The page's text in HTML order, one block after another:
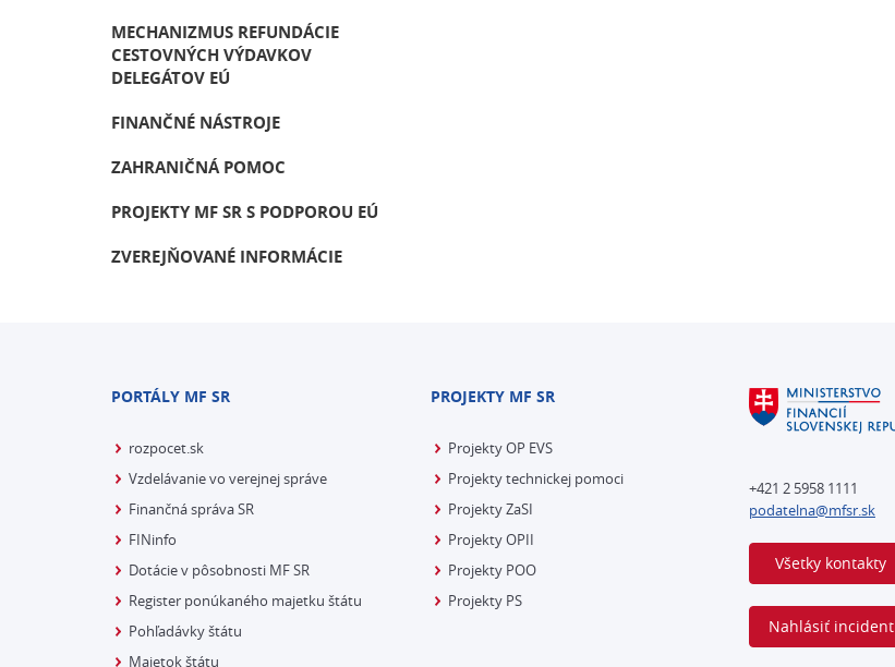
MECHANIZMUS REFUNDÁCIE
CESTOVNÝCH VÝDAVKOV
DELEGÁTOV EÚ
FINANČNÉ NÁSTROJE
ZAHRANIČNÁ POMOC
PROJEKTY MF SR S PODPOROU EÚ
ZVEREJŇOVANÉ INFORMÁCIE
PORTÁLY MF SR
rozpocet.sk
Vzdelávanie vo verejnej správe
Finančná správa SR
FINinfo
Dotácie v pôsobnosti MF SR
Register ponúkaného majetku štátu
Pohľadávky štátu
Majetok štátu
PROJEKTY MF SR
Projekty OP EVS
Projekty technickej pomoci
Projekty ZaSI
Projekty OPII
Projekty POO
Projekty PS
+421 2 5958 1111
podatelna@mfsr.sk
Všetky kontakty
Nahlásiť incident